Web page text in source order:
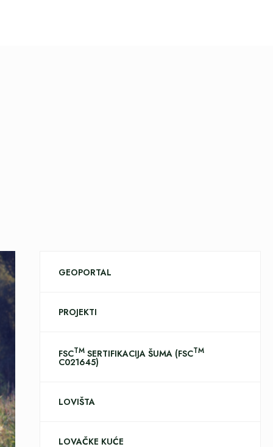
GEOPORTAL
PROJEKTI
FSCTMSERTIFIKACIJA ŠUMA (FSCTM
C021645)
LOVIŠTA
LOVAČKE KUĆE